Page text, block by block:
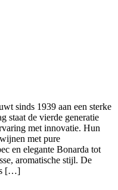
sinds 1939 aan een sterke
staat de vierde generatie
met innovatie. Hun
met pure
en elegante Bonarda tot
aromatische stijl. De
[…]